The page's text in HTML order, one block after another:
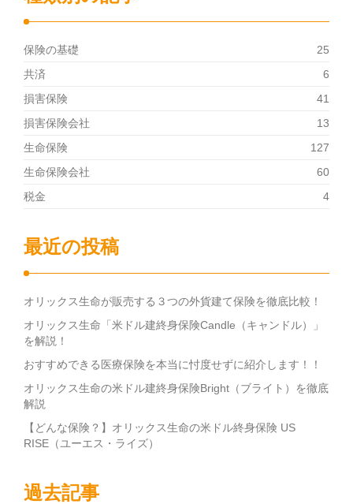
保険の基礎
25
共済
6
損害保険
41
損害保険会社
13
生命保険
127
生命保険会社
60
税金
4
最近の投稿
オリックス生命が販売する３つの外貨建て保険を徹底比較！
オリックス生命「米ドル建終身保険Candle（キャンドル）」
を解説！
おすすめできる医療保険を本当に忖度せずに紹介します！！
オリックス生命の米ドル建終身保険Bright（ブライト）を徹底
解説
【どんな保険？】オリックス生命の米ドル終身保険 US
RISE（ユーエス・ライズ）
過去記事